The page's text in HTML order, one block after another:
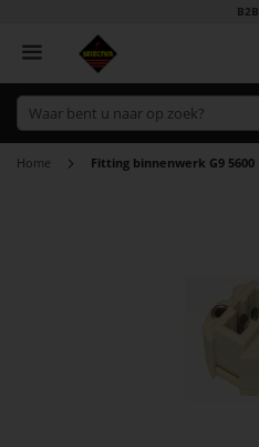
B2B
Home Fitting binnenwerk G9 5600